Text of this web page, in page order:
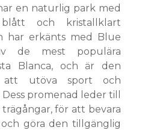
en naturlig park med
och kristallklart
har erkänts med Blue
de mest populära
Blanca, och är den
att utöva sport och
promenad leder till
för att bevara
göra den tillgänglig